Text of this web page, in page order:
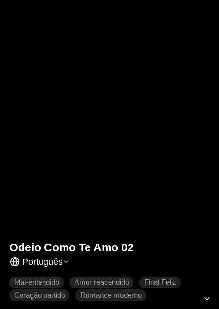
Odeio Como Te Amo 02
Português
Mal-entendido Amor reacendido
Final Feliz
Coração partido
Romance moderno